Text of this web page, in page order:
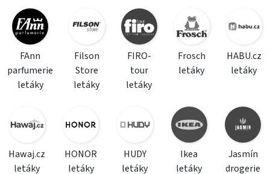
FAnn
parfumerie
letáky
Filson
Store
letáky
FIRO-
tour
letáky
Frosch
letáky
HABU.cz
letáky
Hawaj.cz
letáky
HONOR
letáky
HUDY
letáky
Ikea
letáky
Jasmín
drogerie